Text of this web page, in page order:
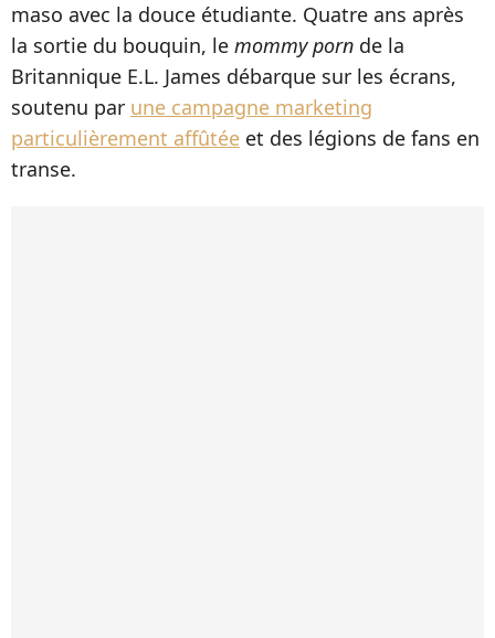
maso avec la douce étudiante. Quatre ans après
la sortie du bouquin, le mommy porn de la
Britannique E.L. James débarque sur les écrans,
soutenu par une campagne marketing
particulièrement affûtée et des légions de fans en
transe.